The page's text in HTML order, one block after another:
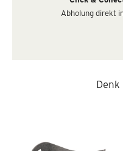
Abholung direkt